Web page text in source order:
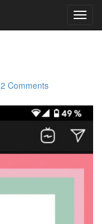
2 Comments